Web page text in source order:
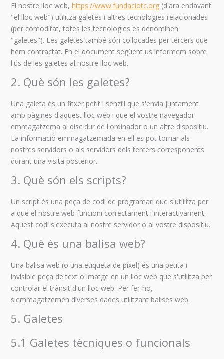
El nostre lloc web,https://www.fundaciotc.org (d'ara endavant
"el lloc web") utilitza galetes i altres tecnologies relacionades
(per comoditat, totes les tecnologies es denominen
"galetes"). Les galetes també són col·locades per tercers que
hem contractat. En el document següent us informem sobre
l'ús de les galetes al nostre lloc web.
2. Què són les galetes?
Una galeta és un fitxer petit i senzill que s'envia juntament
amb pàgines d'aquest lloc web i que el vostre navegador
emmagatzema al disc dur de l'ordinador o un altre dispositiu.
La informació emmagatzemada en ell es pot tornar als
nostres servidors o als servidors dels tercers corresponents
durant una visita posterior.
3. Què són els scripts?
Un script és una peça de codi de programari que s'utilitza per
a que el nostre web funcioni correctament i interactivament.
Aquest codi s'executa al nostre servidor o al vostre dispositiu.
4. Què és una balisa web?
Una balisa web (o una etiqueta de píxel) és una petita i
invisible peça de text o imatge en un lloc web que s'utilitza per
controlar el trànsit d'un lloc web. Per fer-ho,
s'emmagatzemen diverses dades utilitzant balises web.
5. Galetes
5.1 Galetes tècniques o funcionals